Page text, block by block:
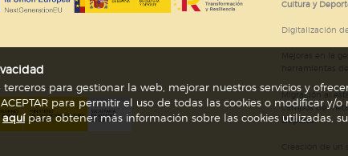
Cultura y
Digitalización
Migración al
campos de
Deporte.
para gestionar la web, mejorar nuestros servicios y
para permitir el uso de todas las cookies o modificar y/o
aquípara obtener más información sobre las cookies utilizadas,